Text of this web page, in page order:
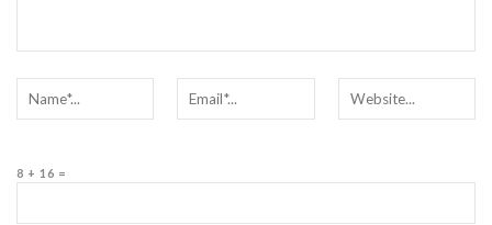
8 + 16 =